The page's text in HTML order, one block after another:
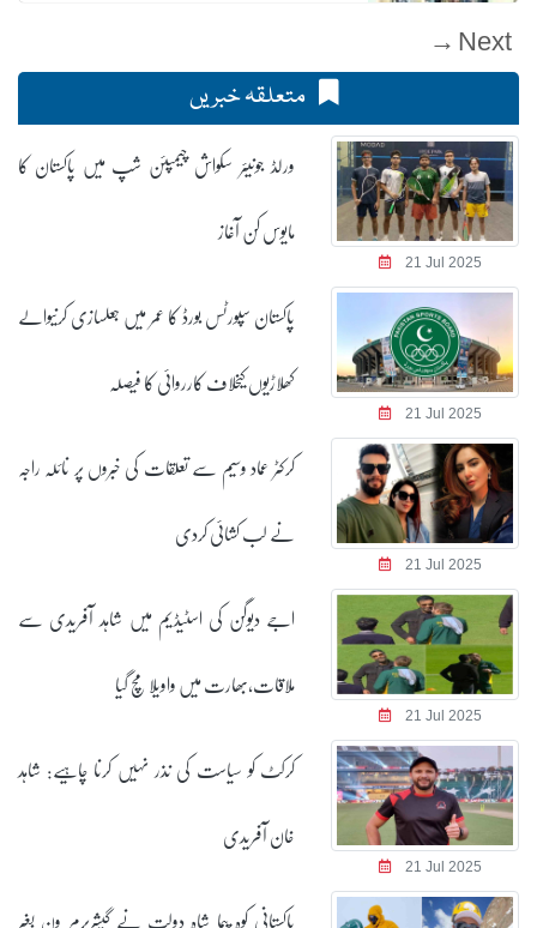
Next →
متعلقہ خبریں
21 Jul 2025
ورلڈ جونیئر سکواش چیمپئن شپ میں پاکستان کا
مایوس کن آغاز
21 Jul 2025
پاکستان سپورٹس بورڈ کا عمر میں جعلسازی کرنیوالے
کھلاڑیوں کیخلاف کارروائی کا فیصلہ
21 Jul 2025
کرکٹر عماد وسیم سے تعلقات کی خبروں پر نائلہ راجہ
نے لب کشائی کردی
21 Jul 2025
اجے دیوگن کی اسٹیڈیم میں شاہد آفریدی سے
ملاقات،بھارت میں واویلا مچ گیا
21 Jul 2025
کرکٹ کو سیاست کی نذر نہیں کرنا چاہیے: شاہد
خان آفریدی